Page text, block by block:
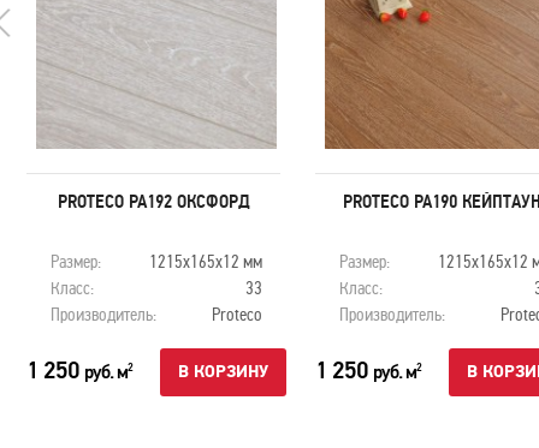
PROTECO PA192 ОКСФОРД
Размер:
1215х165х12 мм
Класс:
33
Производитель:
Proteco
1 250 руб. м2 В КОРЗИНУ
PROTECO PA190
Размер:
1215х165х12
Класс:
Производитель:
1 250 руб. м2 В